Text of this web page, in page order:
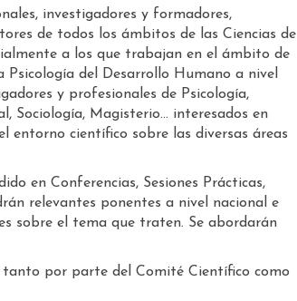
investigadores y formadores,
de todos los ámbitos de las Ciencias de
a los que trabajan en el ámbito de
del Desarrollo Humano a nivel
y profesionales de Psicología,
Sociología, Magisterio… interesados en
entorno científico sobre las diversas áreas
en Conferencias, Sesiones Prácticas,
relevantes ponentes a nivel nacional e
sobre el tema que traten. Se abordarán
por parte del Comité Científico como